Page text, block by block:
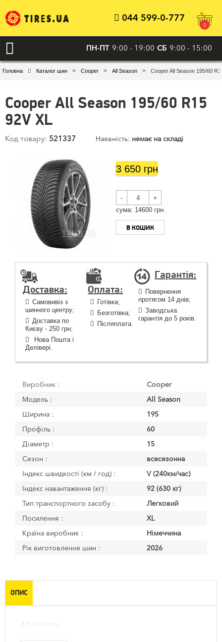
044 599-0-777
0
ПН-ПТ 9:00 - 19:00 СБ 9:00 - 15:00
Головна Каталог шин > Cooper > All Season > Cooper All Season 195/60
Cooper All Season 195/60 R15
92V XL
Код товару: 521337 Наявність: немає на складі
3 650 грн
- +
сума: 14600 грн.
В КОШИК
Доставка:
Самовивіз з
шинного центру;
Доставка по
Києву - 250 грн;
Нова Пошта і
Делівері.
Оплата:
Готівка;
Безготівка;
Післяплата.
Гарантія:
Повернення
протягом 14 днів;
Заводська
гарантія до 5 років.
Виробник :
Cooper
Модель :
All Season
Ширина :
195
Профіль :
60
Діаметр :
15
Сезон :
всесезонна
Індекс швидкості (км / год) :
V (240км/час)
Індекс навантаження (кг) :
92 (630 кг)
Тип транспортного засобу :
Легковий
Посилення :
XL
Країна виробник :
Німеччина
Рік виготовлення шин :
2026
ОПИС